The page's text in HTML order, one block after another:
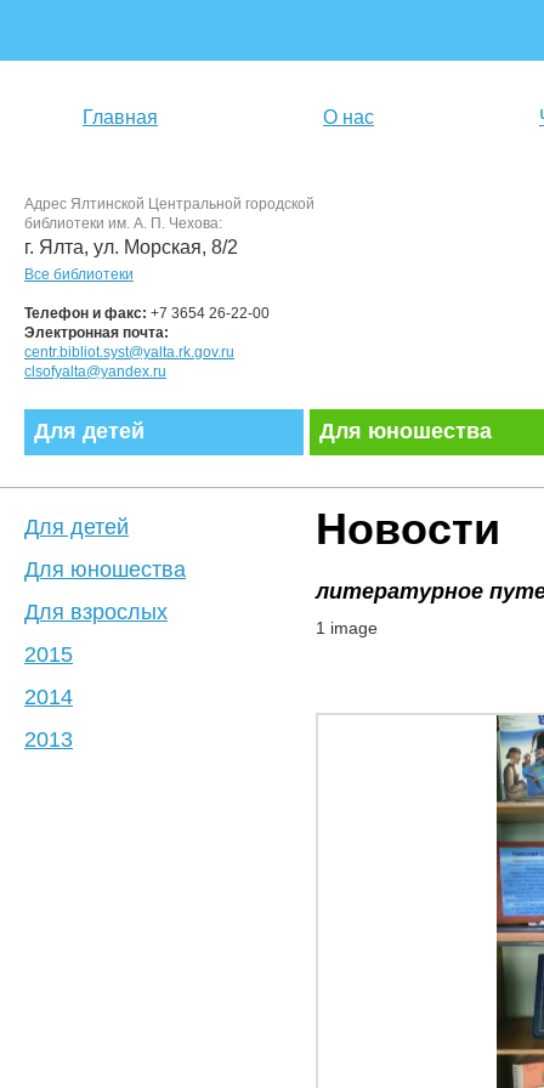
Главная О нас
Адрес Ялтинской Центральной городской
библиотеки им. А. П. Чехова:
г. Ялта, ул. Морская, 8/2
Все библиотеки
Телефон и факс: +7 3654 26-22-00
Электронная почта:
centr.bibliot.syst@yalta.rk.gov.ru
clsofyalta@yandex.ru
Для детей Для юношества
Новости
литературное
1 image
Для детей
Для юношества
Для взрослых
2015
2014
2013